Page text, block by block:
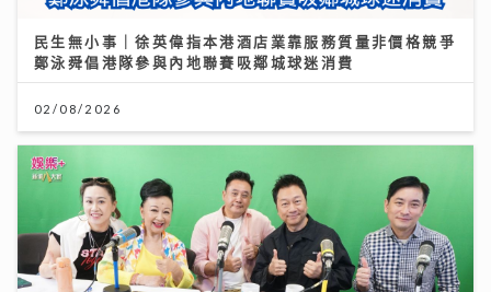
民生無小事｜徐英偉指本港酒店業靠服務質量非價格競爭
鄭泳舜倡港隊參與內地聯賽吸鄰城球迷消費
02/08/2026